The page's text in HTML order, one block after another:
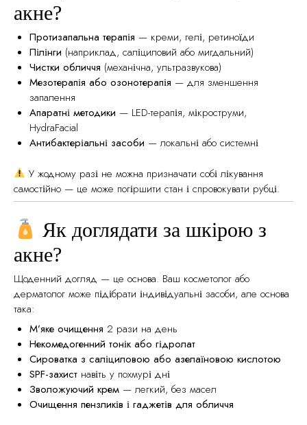
акне?
Протизапальна терапія — креми, гелі, ретиноїди
Пілінги (наприклад, саліциловий або мигдальний)
Чистки обличчя (механічна, ультразвукова)
Мезотерапія або озонотерапія — для зменшення
запалення
Апаратні методики — LED-терапія, мікроструми,
HydraFacial
Антибактеріальні засоби — локальні або системні
У жодному разі не можна призначати собі лікування
самостійно — це може погіршити стан і спровокувати рубці.
Як доглядати за шкірою з
акне?
Щоденний догляд — це основа. Ваш косметолог або
дерматолог може підібрати індивідуальні засоби, але основа
така:
М’яке очищення 2 рази на день
Некомедогенний тонік або гідролат
Сироватка з саліциловою або азелаїновою кислотою
SPF-захистнавіть у похмурі дні
Зволожуючий крем— легкий, без масел
Очищення пензликів і гаджетів для обличчя